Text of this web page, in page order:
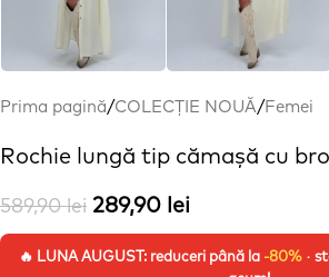
Prima pagină/COLECȚIE NOUĂ/Femei
Rochie lungă tip cămașă cu
589,90lei 289,90 lei
🔥 LUNA AUGUST: reduceri până la -80%·